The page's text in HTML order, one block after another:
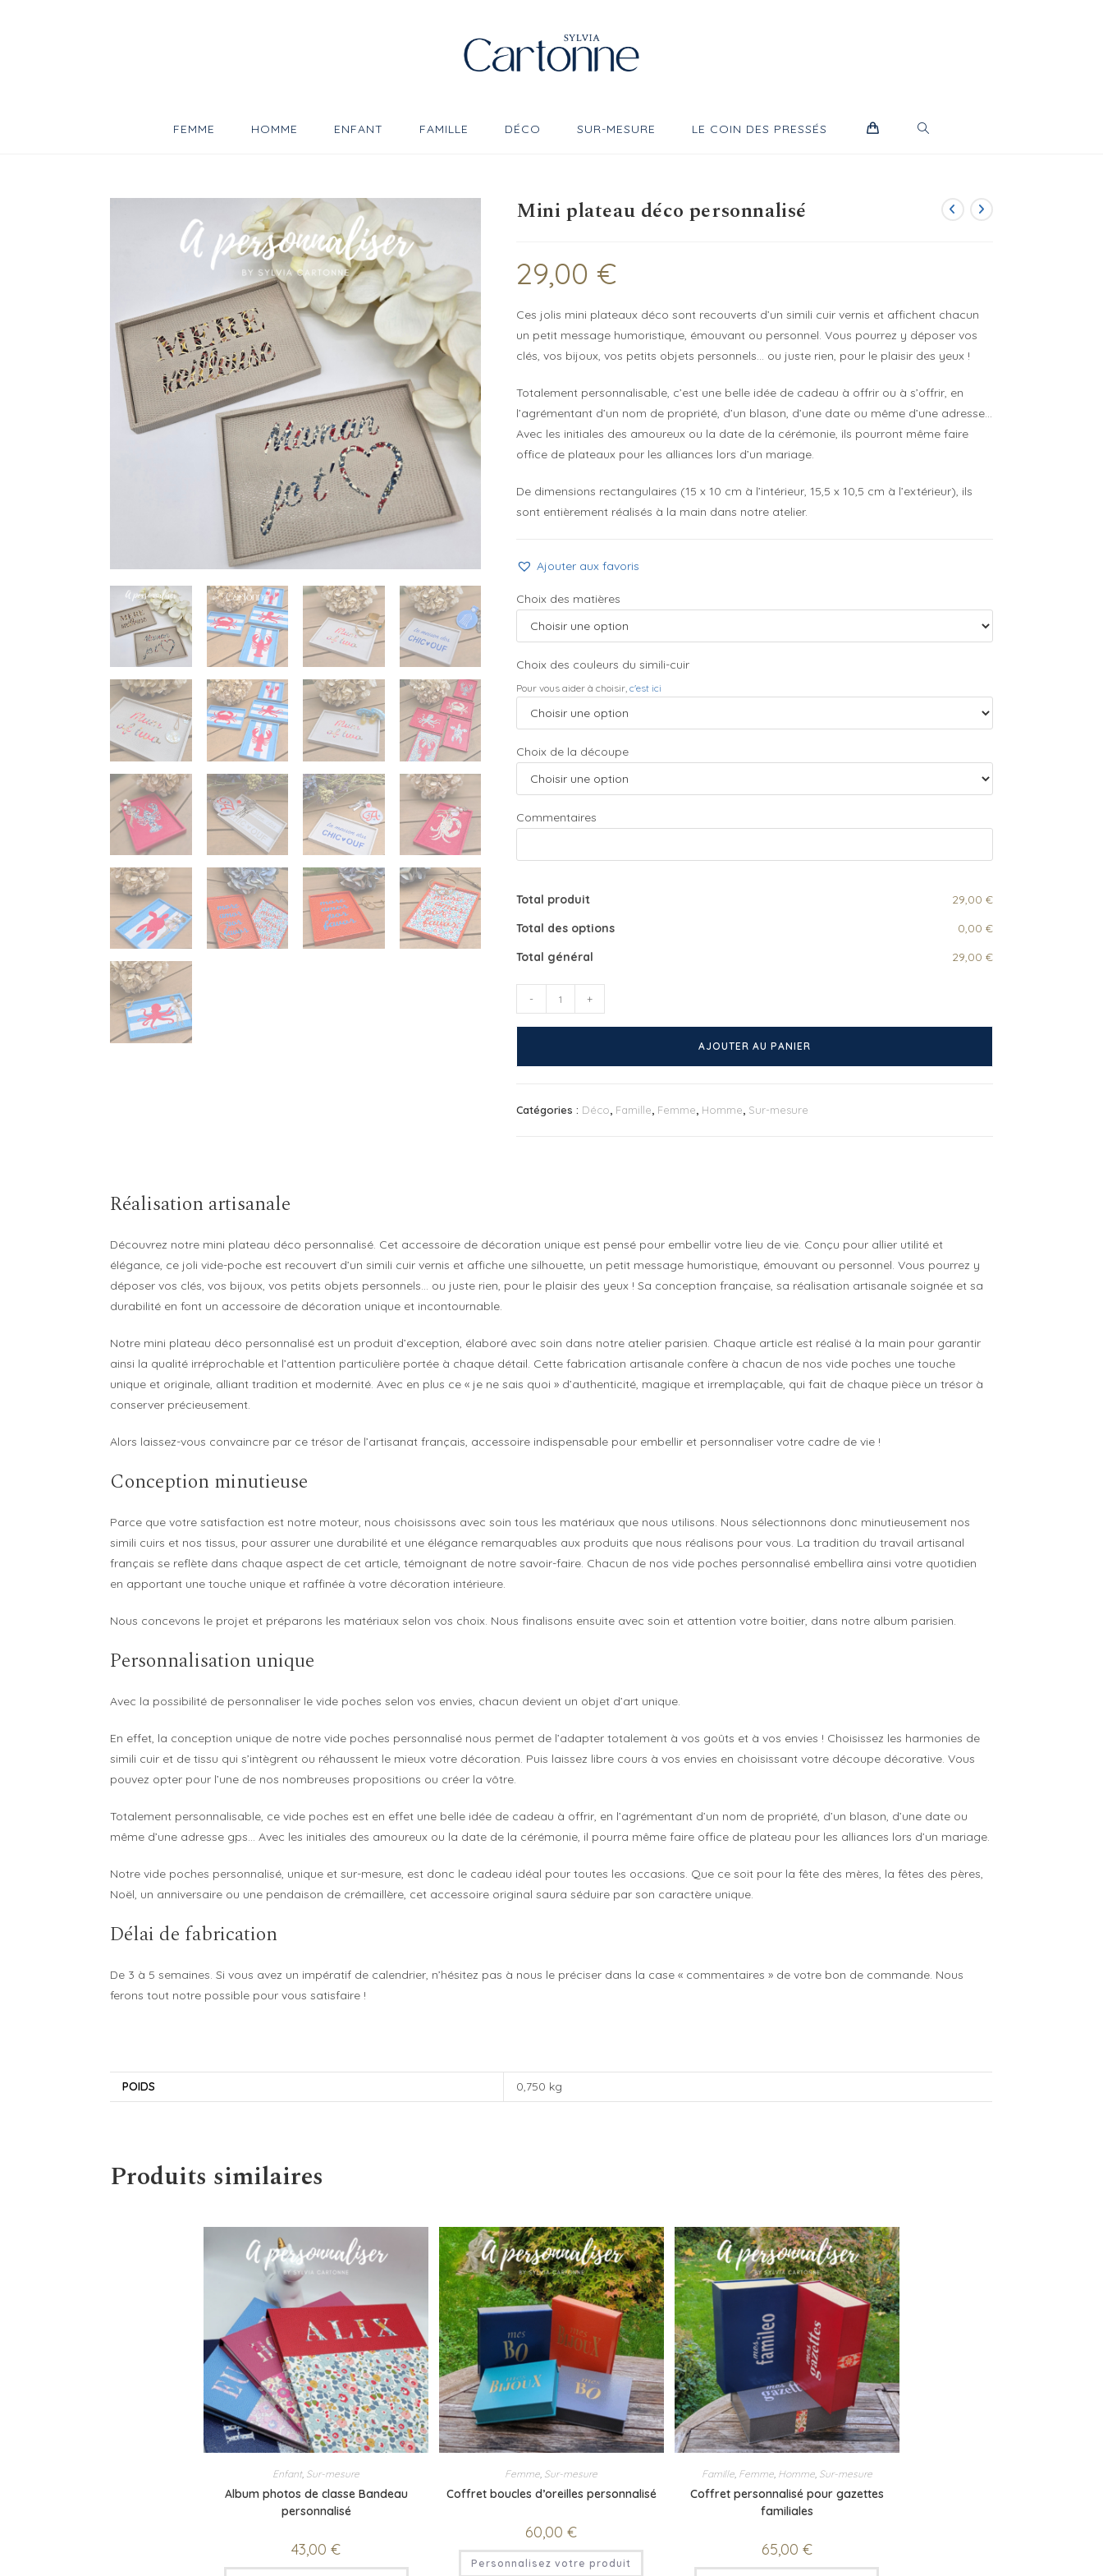
FEMME HOMME ENFANT FAMILLE DÉCO SUR-MESURE LE COIN DES PRESSÉS TOGGLE
Mini plateau déco personnalisé
29,00 €
Ces jolis mini plateaux déco sont recouverts d’un simili cuir vernis et affichent chacun
un petit message humoristique, émouvant ou personnel. Vous pourrez y déposer vos
clés, vos bijoux, vos petits objets personnels… ou juste rien, pour le plaisir des yeux !
Totalement personnalisable, c’est une belle idée de cadeau à offrir ou à s’offrir, en
l’agrémentant d’un nom de propriété, d’un blason, d’une date ou même d’une adresse…
Avec les initiales des amoureux ou la date de la cérémonie, ils pourront même faire
office de plateaux pour les alliances lors d’un mariage.
De dimensions rectangulaires (15 x 10 cm à l’intérieur, 15,5 x 10,5 cm à l’extérieur), ils
sont entièrement réalisés à la main dans notre atelier.
Ajouter aux favoris
Choix des matières
Choix des couleurs du simili-cuir
Pour vous aider à choisir, c'est ici
Choix de la découpe
Commentaires
Total produit
29,00 €
Total des options
0,00 €
Total général
29,00 €
quantité
de
- +
AJOUTER AU PANIER
Catégories : Déco, Famille, Femme, Homme, Sur-mesure
Réalisation artisanale
Découvrez notre mini plateau déco personnalisé. Cet accessoire de décoration unique est pensé pour embellir votre lieu de vie. Conçu pour allier utilité et
élégance, ce joli vide-poche est recouvert d’un simili cuir vernis et affiche une silhouette, un petit message humoristique, émouvant ou personnel. Vous pourrez y
déposer vos clés, vos bijoux, vos petits objets personnels… ou juste rien, pour le plaisir des yeux ! Sa conception française, sa réalisation artisanale soignée et sa
durabilité en font un accessoire de décoration unique et incontournable.
Notre mini plateau déco personnalisé est un produit d’exception, élaboré avec soin dans notre atelier parisien. Chaque article est réalisé à la main pour garantir
ainsi la qualité irréprochable et l’attention particulière portée à chaque détail. Cette fabrication artisanale confère à chacun de nos vide poches une touche
unique et originale, alliant tradition et modernité. Avec en plus ce « je ne sais quoi » d’authenticité, magique et irremplaçable, qui fait de chaque pièce un trésor à
conserver précieusement.
Alors laissez-vous convaincre par ce trésor de l’artisanat français, accessoire indispensable pour embellir et personnaliser votre cadre de vie !
Conception minutieuse
Parce que votre satisfaction est notre moteur, nous choisissons avec soin tous les matériaux que nous utilisons. Nous sélectionnons donc minutieusement nos
simili cuirs et nos tissus, pour assurer une durabilité et une élégance remarquables aux produits que nous réalisons pour vous. La tradition du travail artisanal
français se reflète dans chaque aspect de cet article, témoignant de notre savoir-faire. Chacun de nos vide poches personnalisé embellira ainsi votre quotidien
en apportant une touche unique et raffinée à votre décoration intérieure.
Nous concevons le projet et préparons les matériaux selon vos choix. Nous finalisons ensuite avec soin et attention votre boitier, dans notre album parisien.
Personnalisation unique
Avec la possibilité de personnaliser le vide poches selon vos envies, chacun devient un objet d’art unique.
En effet, la conception unique de notre vide poches personnalisé nous permet de l’adapter totalement à vos goûts et à vos envies ! Choisissez les harmonies de
simili cuir et de tissu qui s’intègrent ou réhaussent le mieux votre décoration. Puis laissez libre cours à vos envies en choisissant votre découpe décorative. Vous
pouvez opter pour l’une de nos nombreuses propositions ou créer la vôtre.
Totalement personnalisable, ce vide poches est en effet une belle idée de cadeau à offrir, en l’agrémentant d’un nom de propriété, d’un blason, d’une date ou
même d’une adresse gps… Avec les initiales des amoureux ou la date de la cérémonie, il pourra même faire office de plateau pour les alliances lors d’un mariage.
Notre vide poches personnalisé, unique et sur-mesure, est donc le cadeau idéal pour toutes les occasions. Que ce soit pour la fête des mères, la fêtes des pères,
Noël, un anniversaire ou une pendaison de crémaillère, cet accessoire original saura séduire par son caractère unique.
Délai de fabrication
De 3 à 5 semaines. Si vous avez un impératif de calendrier, n’hésitez pas à nous le préciser dans la case « commentaires » de votre bon de commande. Nous
ferons tout notre possible pour vous satisfaire !
POIDS 0,750 kg
Produits similaires
Enfant, Sur-mesure
Album photos de classe Bandeau
personnalisé
43,00€
Femme Sur-mesure
Coffret boucles d’oreilles personnalisé
60,00€
Personnalisez votre produit
Famille, Femme, Homme, Sur-mesure
Coffret personnalisé pour gazettes
familiales
65,00 €